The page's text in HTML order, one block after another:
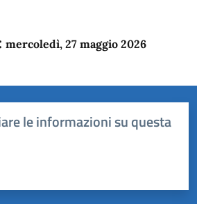
mercoledì, 27 maggio 2026
le informazioni su questa
5 stelle su 5
su 5
su 5
5